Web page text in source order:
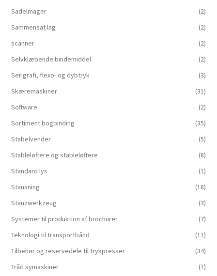
Sadelmager
(2)
Sammensat lag
(2)
scanner
(2)
Selvklæbende bindemiddel
(2)
Serigrafi, flexo- og dybtryk
(3)
Skæremaskiner
(31)
Software
(2)
Sortiment bogbinding
(35)
Stabelvender
(5)
Stableløftere og stableløftere
(8)
Standard lys
(1)
Stansning
(18)
Stanzwerkzeug
(3)
Systemer til produktion af brochurer
(7)
Teknologi til transportbånd
(11)
Tilbehør og reservedele til trykpresser
(34)
Tråd symaskiner
(1)